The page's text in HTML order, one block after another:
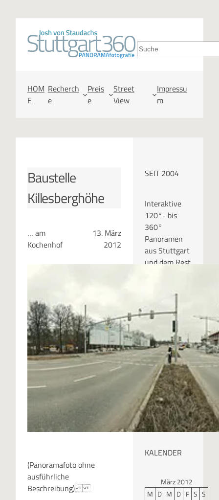
Zum
Inhalt
springen
S
HOM
E
Recherch
e
Preis
e
Street
View
Impressu
m
Baustelle
Killesberghöhe
… am
Kochenhof
13. März
2012
(Panoramafoto ohne
ausführliche
Beschreibung)
SEIT 2004
Interaktive
120°- bis
360°
Panoramen
aus Stuttgart
und dem Rest
RUBRIKEN
Kategor
ien
KALENDER
März 2012
M D M D F S S